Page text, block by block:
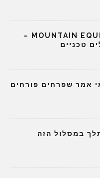
מבחן שטח: MOUNTAIN EQUIPMENT COMICI –
טכניים
אמר שפרחים פורחים
במסלול הזה